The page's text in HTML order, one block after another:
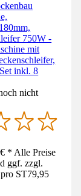
750W -
mit
inkl. 8
nicht
* Alle Preise
ggf. zzgl.
ST79,95